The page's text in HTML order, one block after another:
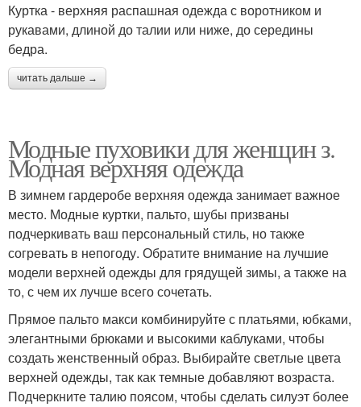
Куртка - верхняя распашная одежда с воротником и
рукавами, длиной до талии или ниже, до середины
бедра.
читать дальше →
Модные пуховики для женщин з.
Модная верхняя одежда
В зимнем гардеробе верхняя одежда занимает важное
место. Модные куртки, пальто, шубы призваны
подчеркивать ваш персональный стиль, но также
согревать в непогоду. Обратите внимание на лучшие
модели верхней одежды для грядущей зимы, а также на
то, с чем их лучше всего сочетать.
Прямое пальто макси комбинируйте с платьями, юбками,
элегантными брюками и высокими каблуками, чтобы
создать женственный образ. Выбирайте светлые цвета
верхней одежды, так как темные добавляют возраста.
Подчеркните талию поясом, чтобы сделать силуэт более